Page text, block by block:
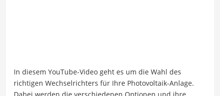
In diesem YouTube-Video geht es um die Wahl des
richtigen Wechselrichters für Ihre Photovoltaik-Anlage.
Dabei werden die verschiedenen Optionen und ihre